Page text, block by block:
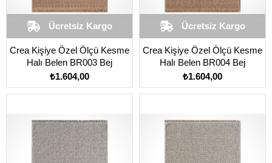
Crea Kişiye Özel Ölçü Kesme
Halı Belen BR003 Bej
₺1.604,00
Ücretsiz Kargo
Crea Kişiye Özel Ölçü Kesme
Halı Belen BR004 Bej
₺1.604,00
Ücretsiz Kargo